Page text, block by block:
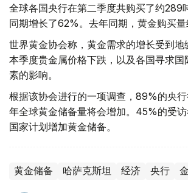
全球各国央行在第二季度共购买了约289
同期增长了62%。去年同期，黄金购买量
世界黄金协会称，黄金需求的增长受到地
本季度贵金属价格下跌，以及各国寻求国
素的影响。
根据该协会进行的一项调查，89%的央
年全球黄金储备量将会增加。45%的受
国家计划增加黄金储备。
黄金储备 哈萨克斯坦 经济 央行